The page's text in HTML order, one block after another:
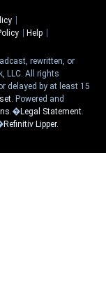
Help
rewritten, or
LLC. All rights
delayed by at least 15
. Powered and
.�Legal Statement.
Refinitiv Lipper.